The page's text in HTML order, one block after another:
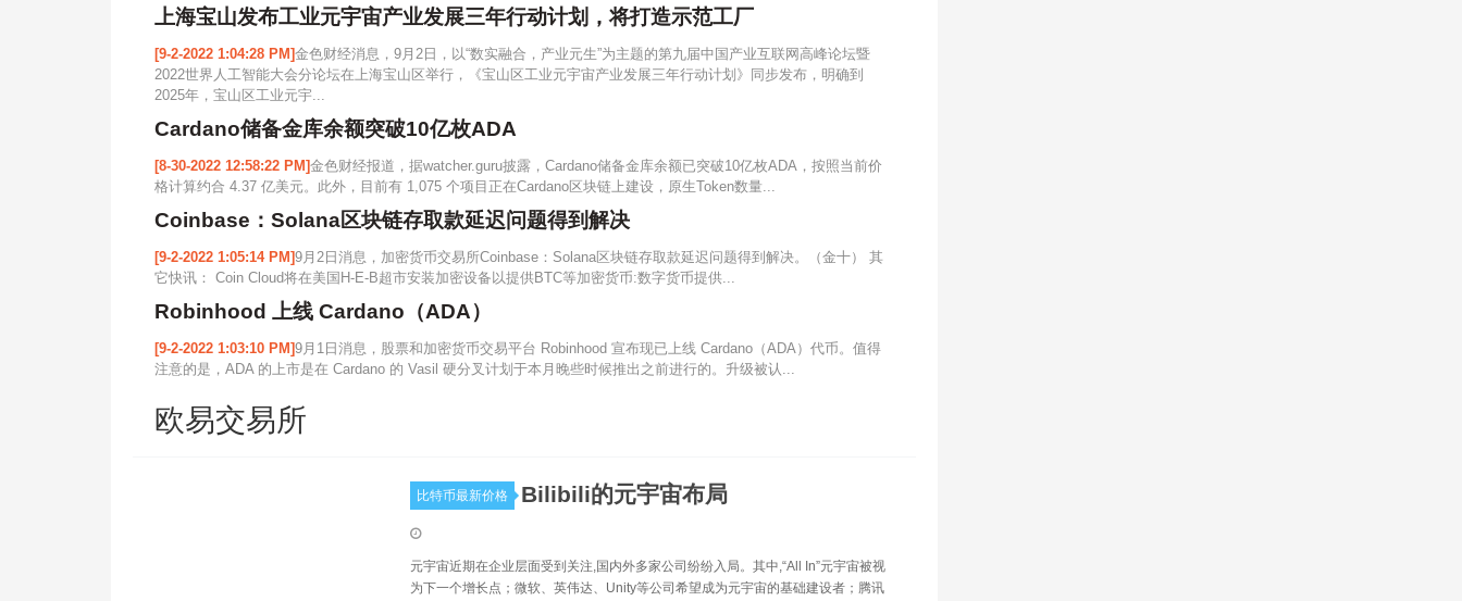
上海宝山发布工业元宇宙产业发展三年行动计划，将打造示范工厂
[9-2-2022 1:04:28 PM]金色财经消息，9月2日，以“数实融合，产业元生”为主题的第九届中国产业互联网高峰论坛暨
2022世界人工智能大会分论坛在上海宝山区举行，《宝山区工业元宇宙产业发展三年行动计划》同步发布，明确到
2025年，宝山区工业元宇...
Cardano储备金库余额突破10亿枚ADA
[8-30-2022 12:58:22 PM]金色财经报道，据watcher.guru披露，Cardano储备金库余额已突破10亿枚ADA，按照当前价
格计算约合 4.37 亿美元。此外，目前有 1,075 个项目正在Cardano区块链上建设，原生Token数量...
Coinbase：Solana区块链存取款延迟问题得到解决
[9-2-2022 1:05:14 PM]9月2日消息，加密货币交易所Coinbase：Solana区块链存取款延迟问题得到解决。（金十） 其
它快讯： Coin Cloud将在美国H-E-B超市安装加密设备以提供BTC等加密货币:数字货币提供...
Robinhood 上线 Cardano（ADA）
[9-2-2022 1:03:10 PM]9月1日消息，股票和加密货币交易平台 Robinhood 宣布现已上线 Cardano（ADA）代币。值得
注意的是，ADA 的上市是在 Cardano 的 Vasil 硬分叉计划于本月晚些时候推出之前进行的。升级被认...
欧易交易所
比特币最新价格 Bilibili的元宇宙布局
元宇宙近期在企业层面受到关注,国内外多家公司纷纷入局。其中,“All In”元宇宙被视
为下一个增长点；微软、英伟达、Unity等公司希望成为元宇宙的基础建设者；腾讯